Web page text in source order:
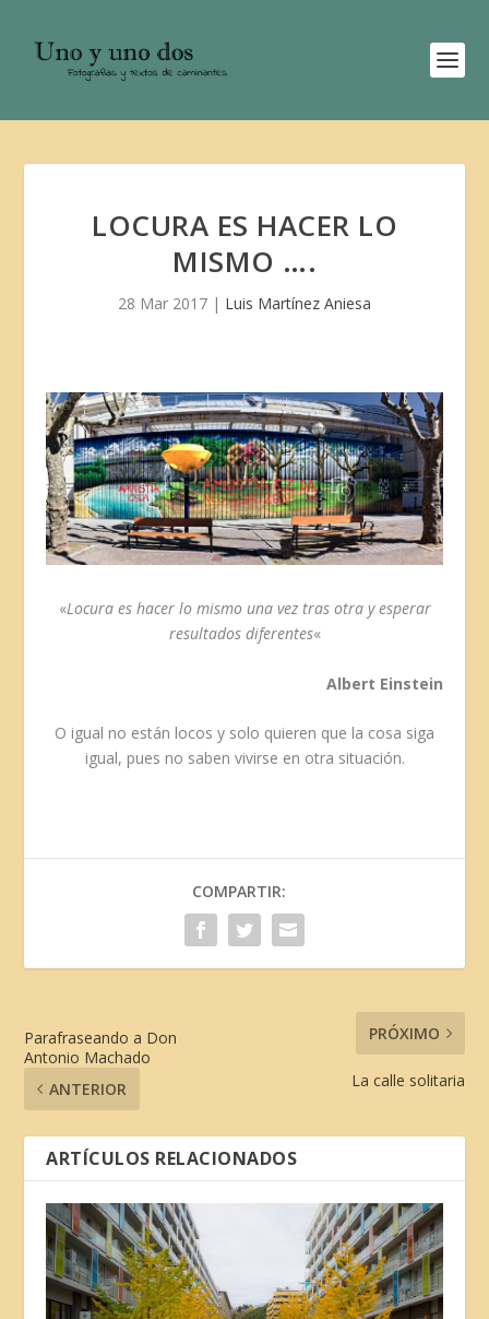
LOCURA ES HACER LO
MISMO ….
28 Mar 2017 | Luis Martínez Aniesa
«Locura es hacer lo mismo una vez tras otra y esperar
resultados diferentes«
Albert Einstein
O igual no están locos y solo quieren que la cosa siga
igual, pues no saben vivirse en otra situación.
COMPARTIR:
Parafraseando a Don
Antonio Machado
ANTERIOR
PRÓXIMO
La calle solitaria
ARTÍCULOS RELACIONADOS